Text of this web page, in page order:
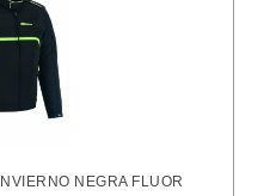
NEGRA FLUOR